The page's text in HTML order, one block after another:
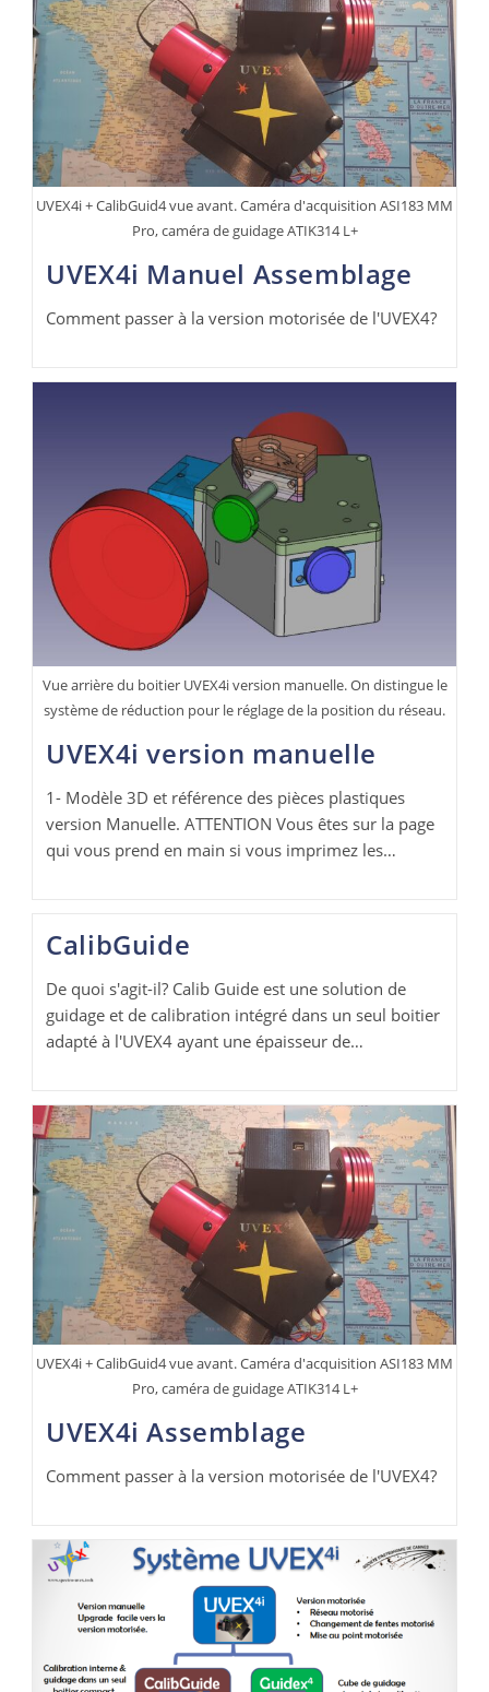
UVEX4i + CalibGuid4 vue avant. Caméra d'acquisition ASI183 MM
Pro, caméra de guidage ATIK314 L+
UVEX4i Manuel Assemblage
Comment passer à la version motorisée de l'UVEX4?
Vue arrière du boitier UVEX4i version manuelle. On distingue le
système de réduction pour le réglage de la position du réseau.
UVEX4i version manuelle
1- Modèle 3D et référence des pièces plastiques
version Manuelle. ATTENTION Vous êtes sur la page
qui vous prend en main si vous imprimez les…
CalibGuide
De quoi s'agit-il? Calib Guide est une solution de
guidage et de calibration intégré dans un seul boitier
adapté à l'UVEX4 ayant une épaisseur de…
UVEX4i + CalibGuid4 vue avant. Caméra d'acquisition ASI183 MM
Pro, caméra de guidage ATIK314 L+
UVEX4i Assemblage
Comment passer à la version motorisée de l'UVEX4?